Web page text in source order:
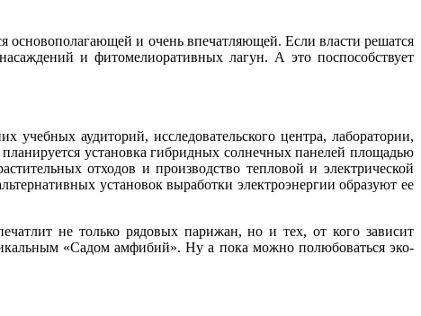
основополагающей и очень впечатляющей. Если власти решатся
и фитомелиоративных лагун. А это поспособствует
аудиторий, исследовательского центра, лаборатории,
установка гибридных солнечных панелей площадью
отходов и производство тепловой и электрической
установок выработки электроэнергии образуют ее
не только рядовых парижан, но и тех, от кого зависит
«Садом амфибий». Ну а пока можно полюбоваться эко-